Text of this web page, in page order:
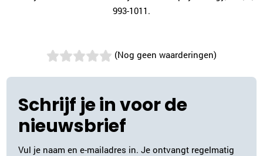
993-1011.
(Nog geen waarderingen)
Schrijf je in voor de
nieuwsbrief
Vul je naam en e-mailadres in. Je ontvangt regelmatig